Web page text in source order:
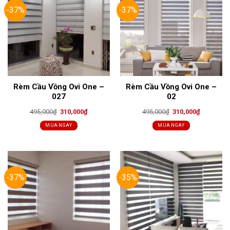
-37%
Rèm Cầu Vồng Ovi One –
027
495,000₫ Original
was:
495,000₫.
310,000₫Current
MUA NGAY
-37%
Rèm Cầu Vồng Ovi One –
02
495,000₫ Original
was:
495,000₫.
310,000₫Current
MUA NGAY
-37% -35%